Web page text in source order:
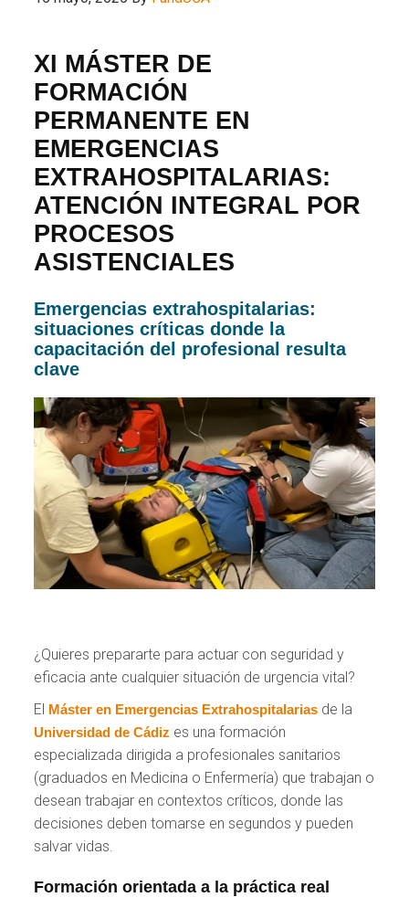
XI MÁSTER DE
FORMACIÓN
PERMANENTE EN
EMERGENCIAS
EXTRAHOSPITALARIAS:
ATENCIÓN INTEGRAL POR
PROCESOS
ASISTENCIALES
Emergencias extrahospitalarias:
situaciones críticas donde la
capacitación del profesional resulta
clave
¿Quieres prepararte para actuar con seguridad y
eficacia ante cualquier situación de urgencia vital?
El Máster en Emergencias Extrahospitalarias de la
Universidad de Cádiz es una formación
especializada dirigida a profesionales sanitarios
(graduados en Medicina o Enfermería) que trabajan o
desean trabajar en contextos críticos, donde las
decisiones deben tomarse en segundos y pueden
salvar vidas.
Formación orientada a la práctica real